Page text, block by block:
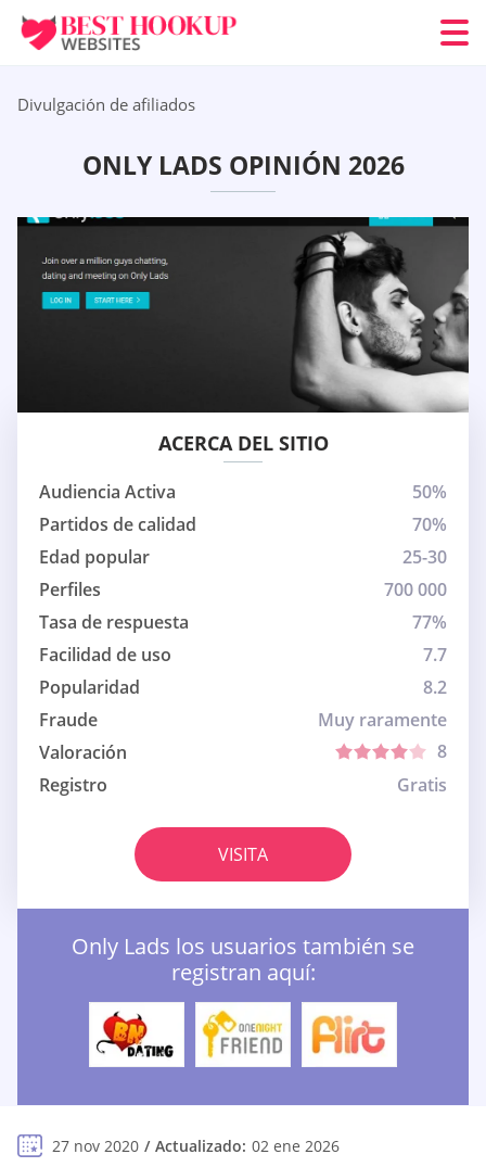
Divulgación de afiliados
ONLY LADS OPINIÓN 2026
ACERCA DEL SITIO
Audiencia Activa
50%
Partidos de calidad
70%
Edad popular
25-30
Perfiles
700 000
Tasa de respuesta
77%
Facilidad de uso
7.7
Popularidad
8.2
Fraude
Muy raramente
Valoración
8
Registro
Gratis
VISITA
Only Lads los usuarios también se
registran aquí:
27 nov 2020 Actualizado: 02 ene 2026